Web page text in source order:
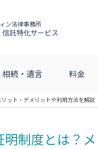
ン法律事務所
信託特化サービス
相続・遺言 料金
ット・デメリットや利用方法を解説
制度とは？